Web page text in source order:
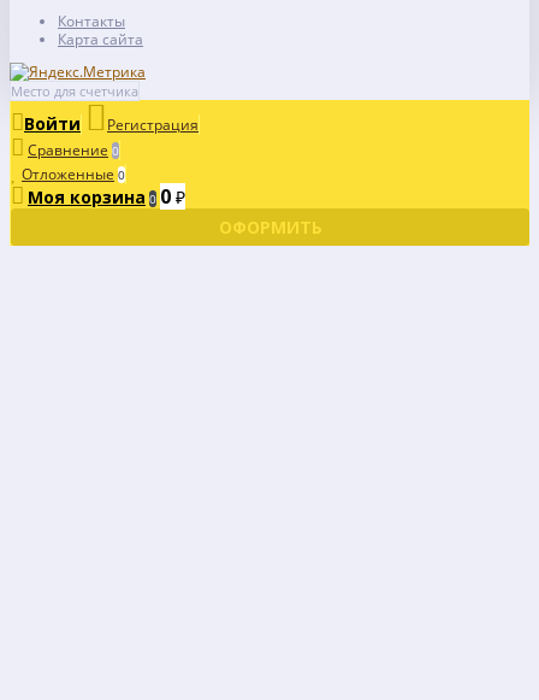
Контакты
Карта сайта
Место для счетчика
Войти
Регистрация
Сравнение 0
Отложенные 0
Моя корзина 0 0 ₽
ОФОРМИТЬ